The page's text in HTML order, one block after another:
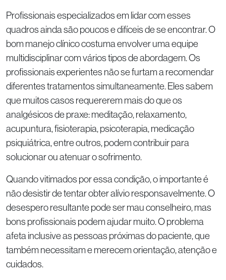
Profissionais especializados em lidar com esses
quadros ainda são poucos e difíceis de se encontrar. O
bom manejo clínico costuma envolver uma equipe
multidisciplinar com vários tipos de abordagem. Os
profissionais experientes não se furtam a recomendar
diferentes tratamentos simultaneamente. Eles sabem
que muitos casos requererem mais do que os
analgésicos de praxe: meditação, relaxamento,
acupuntura, fisioterapia, psicoterapia, medicação
psiquiátrica, entre outros, podem contribuir para
solucionar ou atenuar o sofrimento.
Quando vitimados por essa condição, o importante é
não desistir de tentar obter alívio responsavelmente. O
desespero resultante pode ser mau conselheiro, mas
bons profissionais podem ajudar muito. O problema
afeta inclusive as pessoas próximas do paciente, que
também necessitam e merecem orientação, atenção e
cuidados.